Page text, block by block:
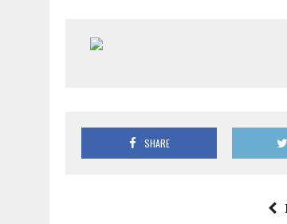
SHARE